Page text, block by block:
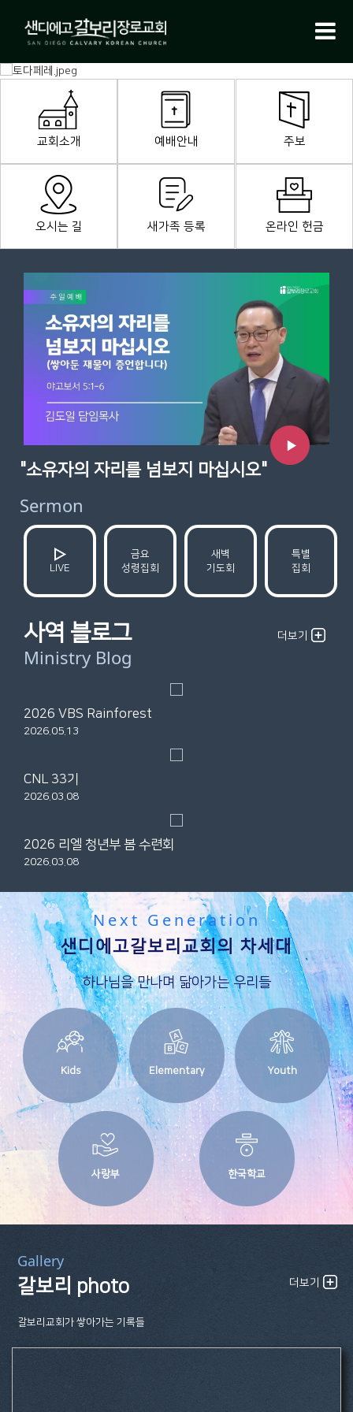
교회소개 예배안내 주보
오시는 길 새가족 등록 온라인 헌금
"소유자의 자리를 넘보지 마십시오"
Sermon
LIVE
금요
성령집회
새벽
기도회
특별
집회
사역 블로그
Ministry Blog
더보기
2026 VBS Rainforest
2026.05.13
CNL 33기
2026.03.08
2026 리엘 청년부 봄 수련회
2026.03.08
Next Generation
샌디에고갈보리교회의 차세대
하나님을 만나며 닮아가는 우리들
Kids Elementary Youth
사랑부 한국학교
더보기
Gallery
갈보리 photo
갈보리교회가 쌓아가는 기록들